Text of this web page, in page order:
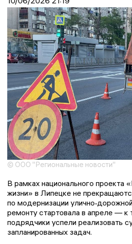
© ООО "Региональные новости"
В рамках национального проекта
жизни» в Липецке не
по модернизации
ремонту стартовала в апреле —
подрядчики успели реализовать
запланированных задач.